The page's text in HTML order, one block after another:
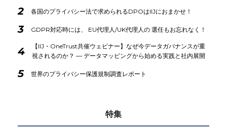
2 各国のプライバシー法で求められるDPOはIIJにおまかせ！
3 GDPR対応時には、 EU代理人/UK代理人の 選任もお忘れなく！
4
【IIJ・OneTrust共催ウェビナー】なぜ今データガバナンスが重
視されるのか？ ― データマッピングから始める実践と社内展開
5 世界のプライバシー保護規制調査レポート
特集